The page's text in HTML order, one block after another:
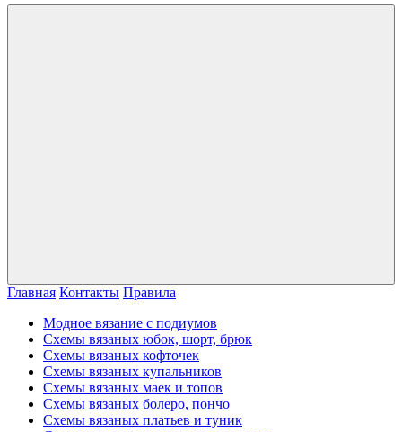
Главная Контакты Правила
Модное вязание с подиумов
Схемы вязаных юбок, шорт, брюк
Схемы вязаных кофточек
Схемы вязаных купальников
Схемы вязаных маек и топов
Схемы вязаных болеро, пончо
Схемы вязаных платьев и туник